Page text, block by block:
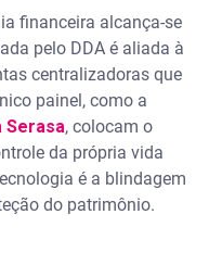
financeira alcança-se
pelo DDA é aliada à
centralizadoras que
painel, como a
Serasa, colocam o
da própria vida
é a blindagem
do patrimônio.